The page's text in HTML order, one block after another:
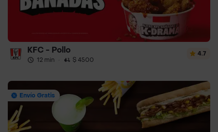
KFC - Pollo
12 min · $ 4500
4.7
Envío Gratis